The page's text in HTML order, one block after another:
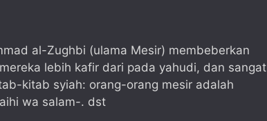
al-Zughbi (ulama Mesir) membeberkan
lebih kafir dari pada yahudi, dan sangat
kitab syiah: orang-orang mesir adalah
wa salam-. dst